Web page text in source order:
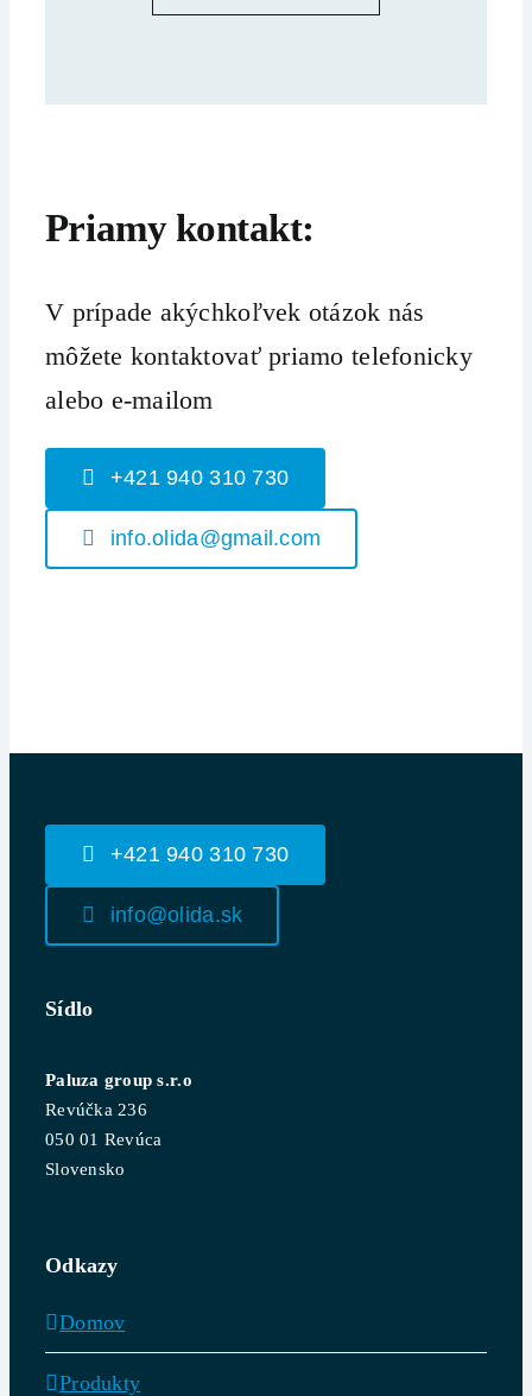
Priamy kontakt:
V prípade akýchkoľvek otázok nás
môžete kontaktovať priamo telefonicky
alebo e-mailom
+421 940 310 730
info.olida@gmail.com
+421 940 310 730
info@olida.sk
Sídlo
Paluza group s.r.o
Revúčka 236
050 01 Revúca
Slovensko
Odkazy
Domov
Produkty